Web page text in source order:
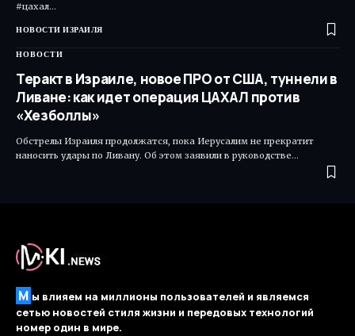
#цахал…
НОВОСТИ ИЗРАИЛЯ
НОВОСТИ
Теракт в Израиле, новое ПРО от США, туннели в
Ливане: как идет операция ЦАХАЛ против
«Хезболлы»
Обстрелы Израиля продолжатся, пока Иерусалим не прекратит
наносить удары по Ливану. Об этом заявили в руководстве…
М ы влияем на миллионы пользователей и являемся
сетью новостей стиля жизни и передовых технологий
номер один в мире.